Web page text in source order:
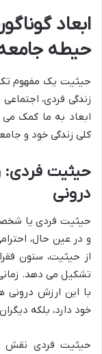
ابعاد
حیطه
حیثیت یک مفهوم تک
زندگی فردی،
ابعاد به ما کمک می
کلی زندگی خود و
حیثیت فردی:
درونی
حیثیت فردی یا
و در عین حال،
از حیثیت، ستون
تشکیل می دهد.
با این ارزش
خود دارد، بلکه
حیثیت فردی نقش